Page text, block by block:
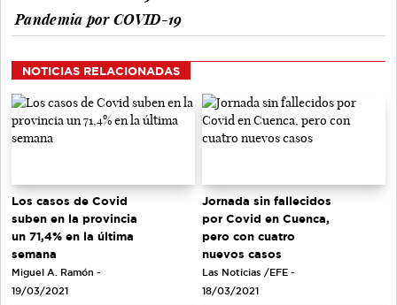
Pandemia por COVID-19
NOTICIAS RELACIONADAS
Los casos de Covid
suben en la provincia
un 71,4% en la última
semana
Miguel A. Ramón -
19/03/2021
Jornada sin fallecidos
por Covid en Cuenca,
pero con cuatro
nuevos casos
Las Noticias /EFE -
18/03/2021